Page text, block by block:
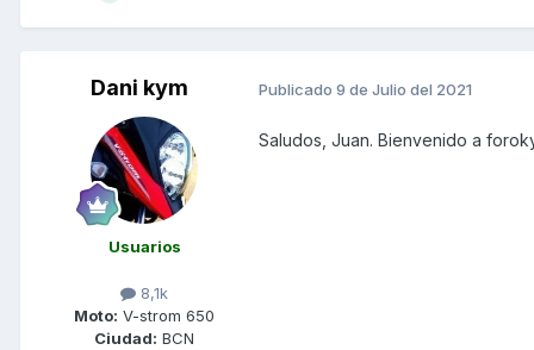
Dani kym
Usuarios
8,1k
Moto: V-strom 650
Ciudad: BCN
Publicado 9 de Julio del 2021
Saludos, Juan. Bienvenido a